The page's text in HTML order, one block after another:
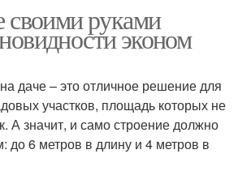
своими руками
эконом
даче – это отличное решение для
участков, площадь которых не
А значит, и само строение должно
до 6 метров в длину и 4 метров в